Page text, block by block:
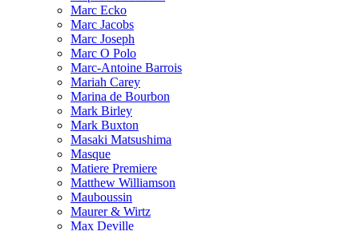
Marc Ecko
Marc Jacobs
Marc Joseph
Marc O Polo
Marc-Antoine Barrois
Mariah Carey
Marina de Bourbon
Mark Birley
Mark Buxton
Masaki Matsushima
Masque
Matiere Premiere
Matthew Williamson
Mauboussin
Maurer & Wirtz
Max Deville